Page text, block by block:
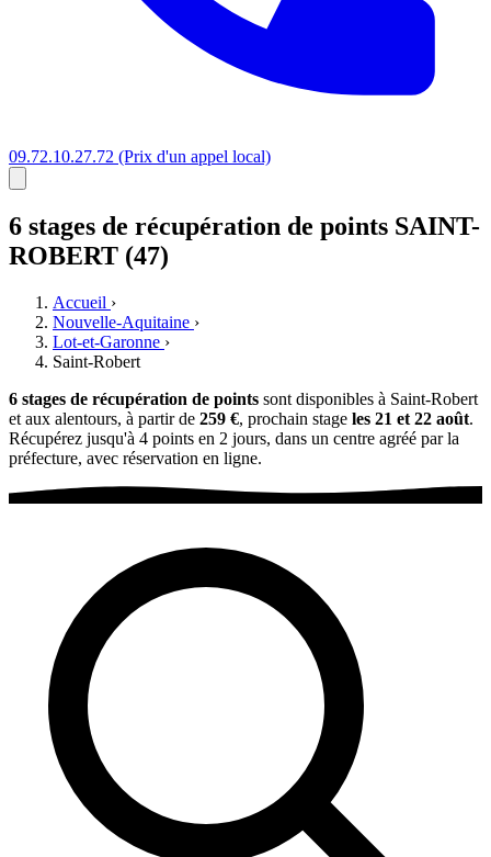
09.72.10.27.72 (Prix d'un appel local)
6 stages de récupération de points SAINT-
ROBERT (47)
Accueil ›
Nouvelle-Aquitaine ›
Lot-et-Garonne ›
Saint-Robert
6 stages de récupération de points sont disponibles à Saint-Robert
et aux alentours, à partir de 259 €, prochain stage les 21 et 22 août.
Récupérez jusqu'à 4 points en 2 jours, dans un centre agréé par la
préfecture, avec réservation en ligne.